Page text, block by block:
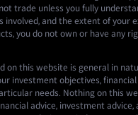
trade unless you fully
involved, and the extent of your
you do not own or have any
on this website is general in
investment objectives,
needs. Nothing on this
advice, investment advice,